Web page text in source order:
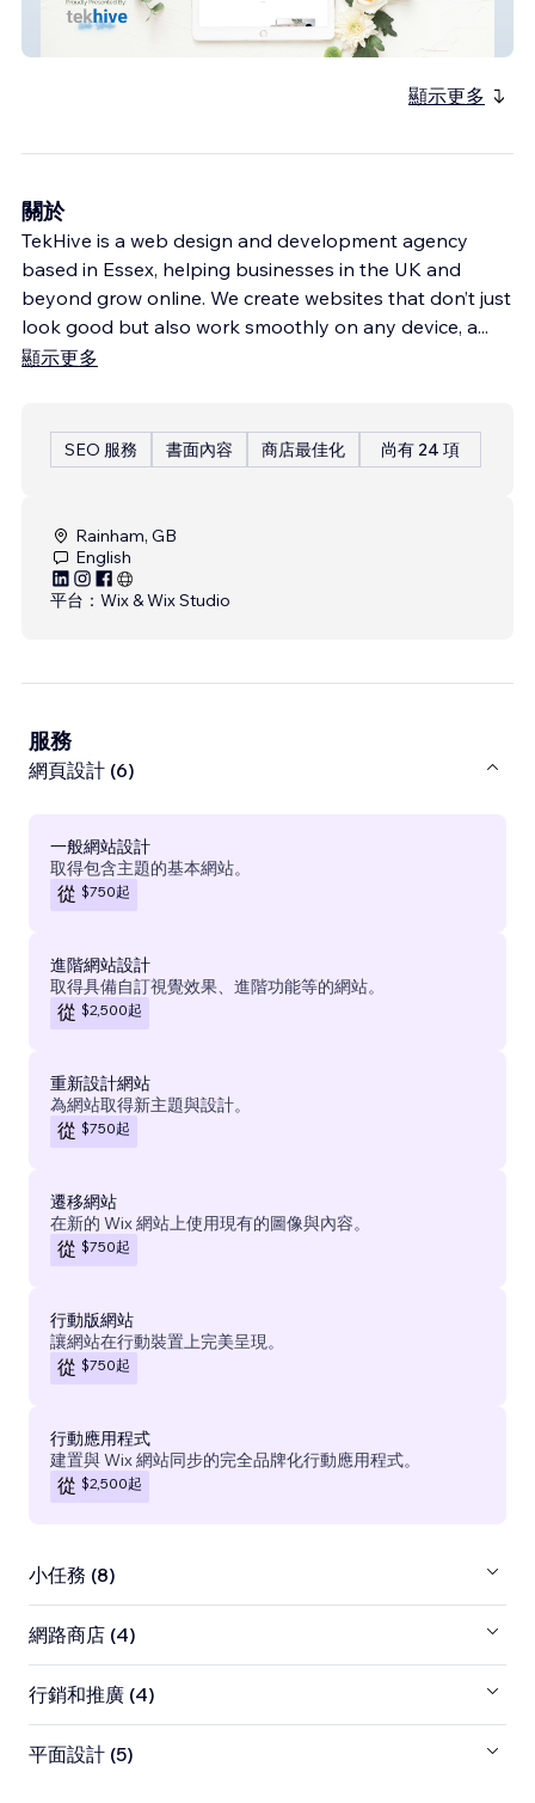
Naturally You Nutrition
顯示更多
關於
TekHive is a web design and development agency
based in Essex, helping businesses in the UK and
beyond grow online. We create websites that don’t just
look good but also work smoothly on any device, a...
顯示更多
SEO 服務 書面內容 商店最佳化 尚有 24 項
Rainham, GB
English
平台： Wix & Wix Studio
服務
網頁設計 (6)
一般網站設計
取得包含主題的基本網站。
從 $750起
進階網站設計
取得具備自訂視覺效果、進階功能等的網站。
從 $2,500起
重新設計網站
為網站取得新主題與設計。
從 $750起
遷移網站
在新的 Wix 網站上使用現有的圖像與內容。
從 $750起
行動版網站
讓網站在行動裝置上完美呈現。
從 $750起
行動應用程式
建置與 Wix 網站同步的完全品牌化行動應用程式。
從 $2,500起
小任務 (8)
網路商店 (4)
行銷和推廣 (4)
平面設計 (5)